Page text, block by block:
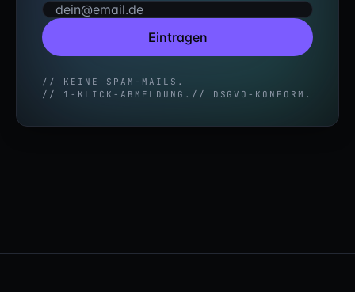
Eintragen
// KEINE SPAM-MAILS.
// 1-KLICK-ABMELDUNG. // DSGVO-KONFORM.